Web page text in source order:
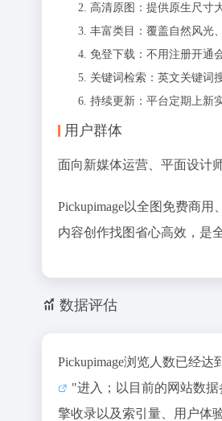
高清原图：提供原生尺寸
丰富类目：覆盖自然风光
免登下载：不用注册开通
关键词检索：英文关键词
持续更新：平台定期上新
用户群体
面向新媒体运营、平面设计
Pickupimage以全图免费商
内容创作找图省心高效，是
数据评估
Pickupimage浏览人数已经
"进入；以目前的网站数据
擎收录以及索引量、用户体